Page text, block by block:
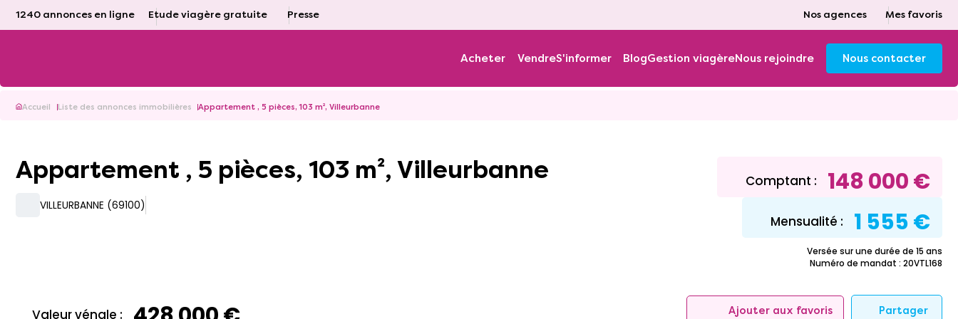
1240 annonces en ligne Etude viagère gratuite Presse Nos agences Mes favoris
Acheter VendreS'informer BlogGestion viagèreNous rejoindre Nous contacter
Accueil Liste des annonces immobilières Appartement , 5 pièces, 103 m², Villeurbanne
Appartement , 5 pièces, 103 m², Villeurbanne
VILLEURBANNE (69100)
Comptant : 148 000 €
Mensualité : 1 555 €
Versée sur une durée de 15 ans
Numéro de mandat : 20VTL168
Valeur vénale : Ajouter aux favoris Partager